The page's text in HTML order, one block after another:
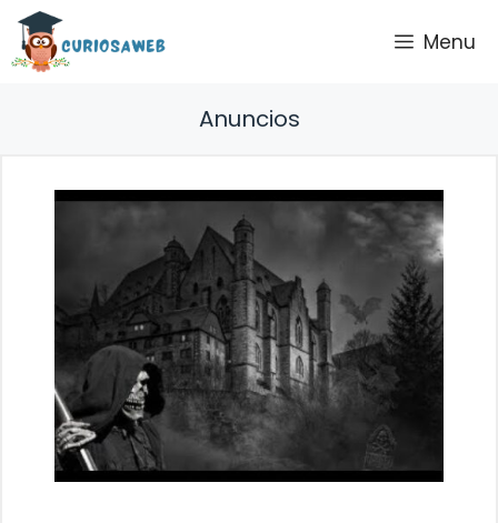
Saltar
contenido
Menu
Anuncios